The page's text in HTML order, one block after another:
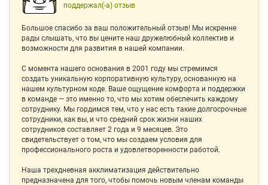
поддержал(-а) отзыв
Большое спасибо за ваш положительный отзыв! Мы искренне
рады слышать, что вы цените наш дружелюбный коллектив и
возможности для развития в нашей компании.
С момента нашего основания в 2001 году мы стремимся
создать уникальную корпоративную культуру, основанную на
нашем культурном коде. Ваше ощущение комфорта и поддержки
в команде — это именно то, что мы хотим обеспечить каждому
сотруднику. Мы гордимся тем, что у нас есть такие долгосрочные
сотрудники, как вы, и что средний срок жизни наших
сотрудников составляет 2 года и 9 месяцев. Это
свидетельствует о том, что мы создаем условия для
профессионального роста и удовлетворенности работой.
Наша трехдневная акклиматизация действительно
предназначена для того, чтобы помочь новым членам команды